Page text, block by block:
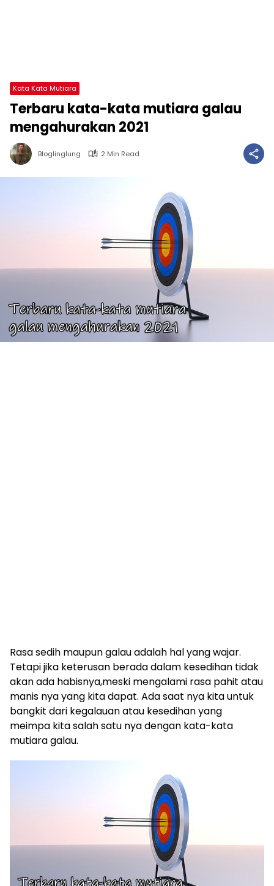
Kata Kata Mutiara
Terbaru kata-kata mutiara galau
mengahurakan 2021
Bloglinglung 2 Min Read
Rasa sedih maupun galau adalah hal yang wajar.
Tetapi jika keterusan berada dalam kesedihan tidak
akan ada habisnya,meski mengalami rasa pahit atau
manis nya yang kita dapat. Ada saat nya kita untuk
bangkit dari kegalauan atau kesedihan yang
meimpa kita salah satu nya dengan kata-kata
mutiara galau.